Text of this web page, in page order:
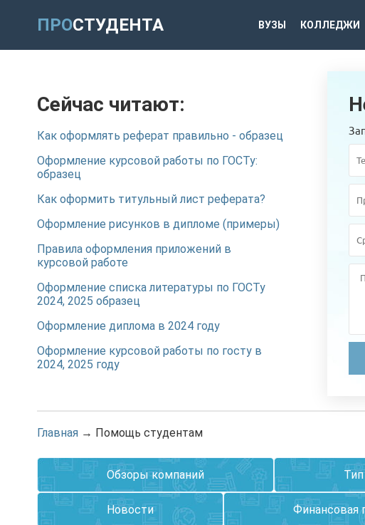
ПРОСТУДЕНТА ВУЗЫ КОЛЛЕДЖИ
Сейчас читают:
Как оформлять реферат правильно - образец
Оформление курсовой работы по ГОСТу:
образец
Как оформить титульный лист реферата?
Оформление рисунков в дипломе (примеры)
Правила оформления приложений в
курсовой работе
Оформление списка литературы по ГОСТу
2024, 2025 образец
Оформление диплома в 2024 году
Оформление курсовой работы по госту в
2024, 2025 году
Главная → Помощь студентам
Обзоры компаний
Новости Финансовая